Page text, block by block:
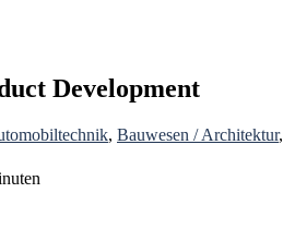
Development
, Bauwesen / Architektur,